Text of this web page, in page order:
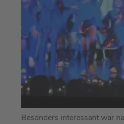
Besonders interessant war